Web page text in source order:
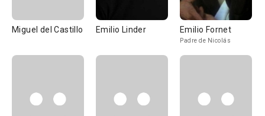
Miguel del Castillo Emilio Linder Emilio Fornet
Padre de Nicolás